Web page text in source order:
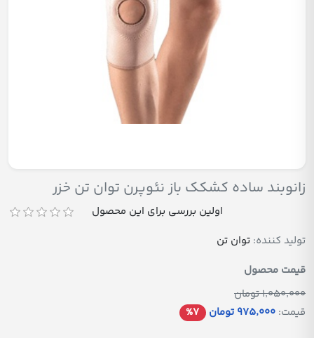
زانوبند ساده کشکک باز نئوپرن توان تن خزر
اولین بررسی برای این محصول
تولید کننده: توان تن
قیمت محصول
1٬050٬000 تومان
قیمت: 975٬000 تومان %7